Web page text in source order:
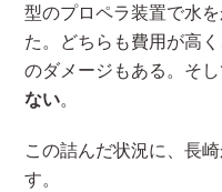
型のプロペラ装置で水
た。どちらも費用が高
のダメージもある。そ
ない。
この詰んだ状況に、長
す。